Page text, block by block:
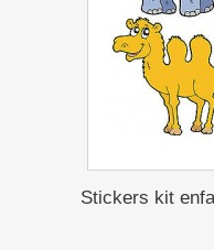
Stickers kit